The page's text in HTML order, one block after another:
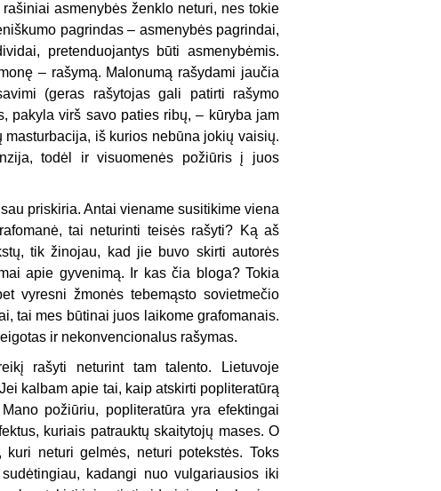
asmenybės ženklo neturi, nes tokie
pagrindas – asmenybės pagrindai,
pretenduojantys būti asmenybėmis.
– rašymą. Malonumą rašydami jaučia
(geras rašytojas gali patirti rašymo
pakyla virš savo paties ribų, – kūryba jam
iš kurios nebūna jokių vaisių.
todėl ir visuomenės požiūris į juos
priskiria. Antai viename susitikime viena
tai neturinti teisės rašyti? Ką aš
tik žinojau, kad jie buvo skirti autorės
apie gyvenimą. Ir kas čia bloga? Tokia
vyresni žmonės tebemąsto sovietmečio
tai mes būtinai juos laikome grafomanais.
ir nekonvencionalus rašymas.
rašyti neturint tam talento. Lietuvoje
kalbam apie tai, kaip atskirti popliteratūrą
požiūriu, popliteratūra yra efektingai
kuriais patrauktų skaitytojų mases. O
neturi gelmės, neturi potekstės. Toks
kadangi nuo vulgariausios iki